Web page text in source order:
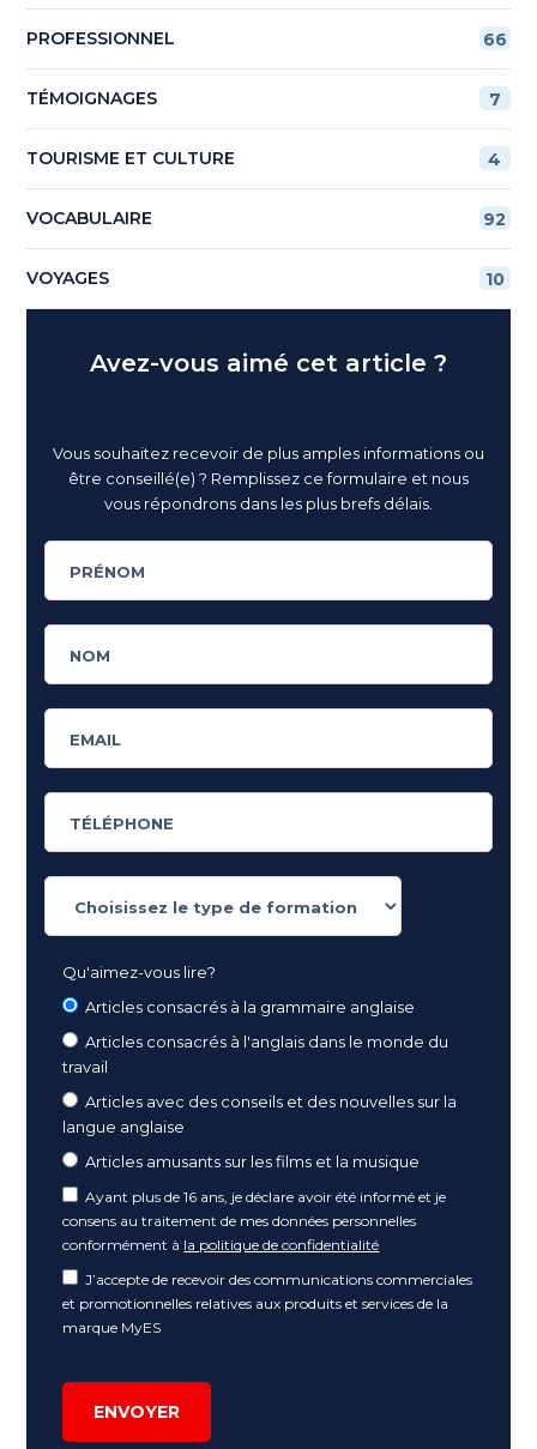
PROFESSIONNEL 66
TÉMOIGNAGES 7
TOURISME ET CULTURE 4
VOCABULAIRE 92
VOYAGES 10
Avez-vous aimé cet article ?
Vous souhaitez recevoir de plus amples informations ou
être conseillé(e) ? Remplissez ce formulaire et nous
vous répondrons dans les plus brefs délais.
Qu'aimez-vous lire?
Articles consacrés à la grammaire anglaise
Articles consacrés à l'anglais dans le monde du
travail
Articles avec des conseils et des nouvelles sur la
langue anglaise
Articles amusants sur les films et la musique
Ayant plus de 16 ans, je déclare avoir été informé et je
consens au traitement de mes données personnelles
conformément à la politique de confidentialité
J’accepte de recevoir des communications commerciales
et promotionnelles relatives aux produits et services de la
marque MyES
ENVOYER